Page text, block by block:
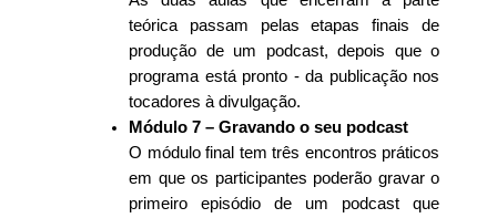
teórica passam pelas etapas finais de
produção de um podcast, depois que o
programa está pronto - da publicação nos
tocadores à divulgação.
Módulo 7 – Gravando o seu podcast
O módulo final tem três encontros práticos
em que os participantes poderão gravar o
primeiro episódio de um podcast que